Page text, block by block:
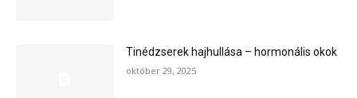
Tinédzserek hajhullása – hormonális okok
október 29, 2025